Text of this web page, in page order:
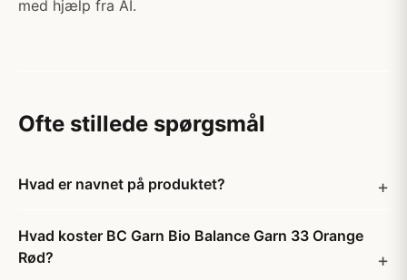
med hjælp fra AI.
Ofte stillede spørgsmål
Hvad er navnet på produktet?
Hvad koster BC Garn Bio Balance Garn 33 Orange
Rød?